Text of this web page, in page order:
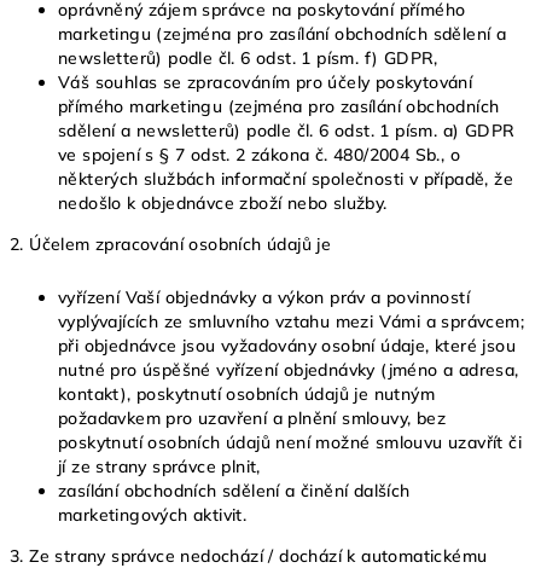
oprávněný zájem správce na poskytování přímého
marketingu (zejména pro zasílání obchodních sdělení a
newsletterů) podle čl. 6 odst. 1 písm. f) GDPR,
Váš souhlas se zpracováním pro účely poskytování
přímého marketingu (zejména pro zasílání obchodních
sdělení a newsletterů) podle čl. 6 odst. 1 písm. a) GDPR
ve spojení s § 7 odst. 2 zákona č. 480/2004 Sb., o
některých službách informační společnosti v případě, že
nedošlo k objednávce zboží nebo služby.
2. Účelem zpracování osobních údajů je
vyřízení Vaší objednávky a výkon práv a povinností
vyplývajících ze smluvního vztahu mezi Vámi a správcem;
při objednávce jsou vyžadovány osobní údaje, které jsou
nutné pro úspěšné vyřízení objednávky (jméno a adresa,
kontakt), poskytnutí osobních údajů je nutným
požadavkem pro uzavření a plnění smlouvy, bez
poskytnutí osobních údajů není možné smlouvu uzavřít či
jí ze strany správce plnit,
zasílání obchodních sdělení a činění dalších
marketingových aktivit.
3. Ze strany správce nedochází / dochází k automatickému